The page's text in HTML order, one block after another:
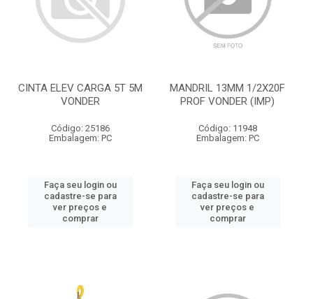
CINTA ELEV CARGA 5T 5M
VONDER
Código: 25186
Embalagem: PC
Faça seu login ou
cadastre-se para
ver preços e
comprar
MANDRIL 13MM 1/2X20F
PROF VONDER (IMP)
Código: 11948
Embalagem: PC
Faça seu login ou
cadastre-se para
ver preços e
comprar